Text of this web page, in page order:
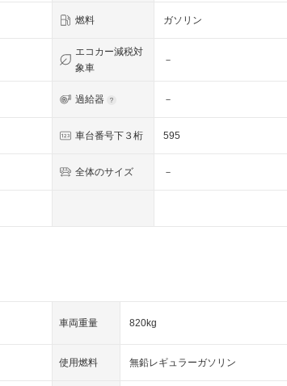
燃料 ガソリン
エコカー減税対
象車
－
過給器 －
車台番号下３桁 595
全体のサイズ －
車両重量 820kg
使用燃料 無鉛レギュラーガソリン